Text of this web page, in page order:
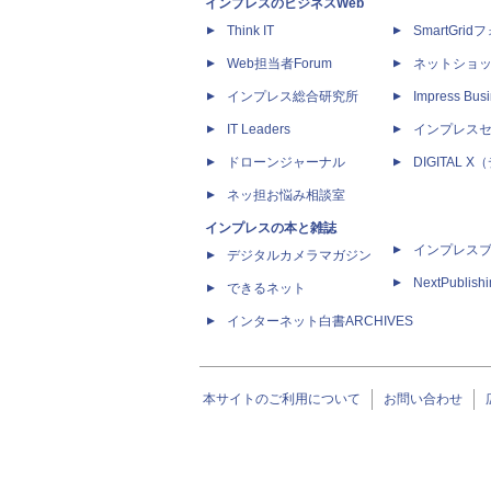
インプレスのビジネスWeb
Think IT
Web担当者Forum
インプレス総合研究所
IT Leaders
ドローンジャーナル
ネッ担お悩み相談室
インプレスの本と雑誌
デジタルカメラマガジン
できるネット
インターネット白書ARCHIVES
SmartGridフ
ネットショ
Impress
インプレス
DIGITAL X（
インプレス
本サイトのご利用について お問い合わせ